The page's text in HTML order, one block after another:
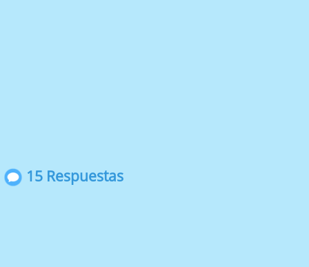
15 Respuestas